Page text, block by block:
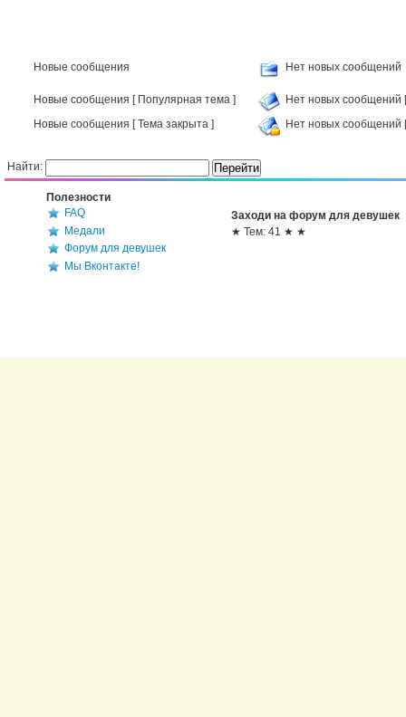
Новые сообщения Нет новых сообщений
Новые сообщения [ Популярная тема ]
Нет новых сообщений
Новые сообщения [ Тема закрыта ]
Нет новых сообщений
Найти:
Полезности
FAQ
Медали
Форум для девушек
Мы Вконтакте!
Заходи на форум для девушек
★ Тем: 41 ★ ★